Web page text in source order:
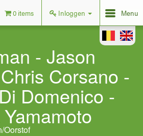
0 items Inloggen Menu
- Jason
Corsano -
Domenico -
Oorstof